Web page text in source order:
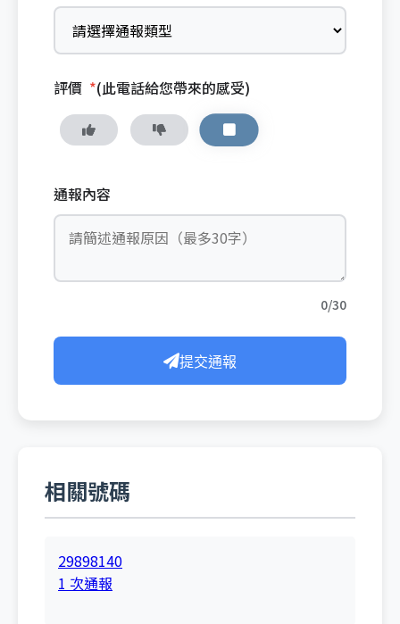
評價 *(此電話給您帶來的感受)
通報內容
0/30
提交通報
相關號碼
29898140
1 次通報